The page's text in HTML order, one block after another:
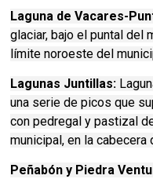
Laguna de Vacares-
glaciar, bajo el puntal del
límite noroeste del
Lagunas Juntillas:
una serie de picos que
con pedregal y pastizal
municipal, en la cabecera
Peñabón y Piedra